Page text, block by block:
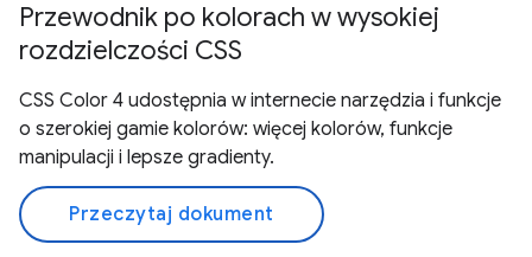
Przewodnik po kolorach w wysokiej
rozdzielczości CSS
CSS Color 4 udostępnia w internecie narzędzia i funkcje
o szerokiej gamie kolorów: więcej kolorów, funkcje
manipulacji i lepsze gradienty.
Przeczytaj dokument